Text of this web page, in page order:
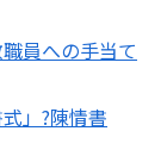
員への手当て
」?陳情書